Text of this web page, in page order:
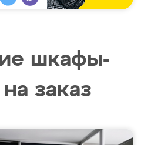
шкафы-
заказ